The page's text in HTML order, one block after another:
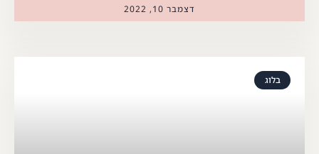
דצמבר 10, 2022
בלוג